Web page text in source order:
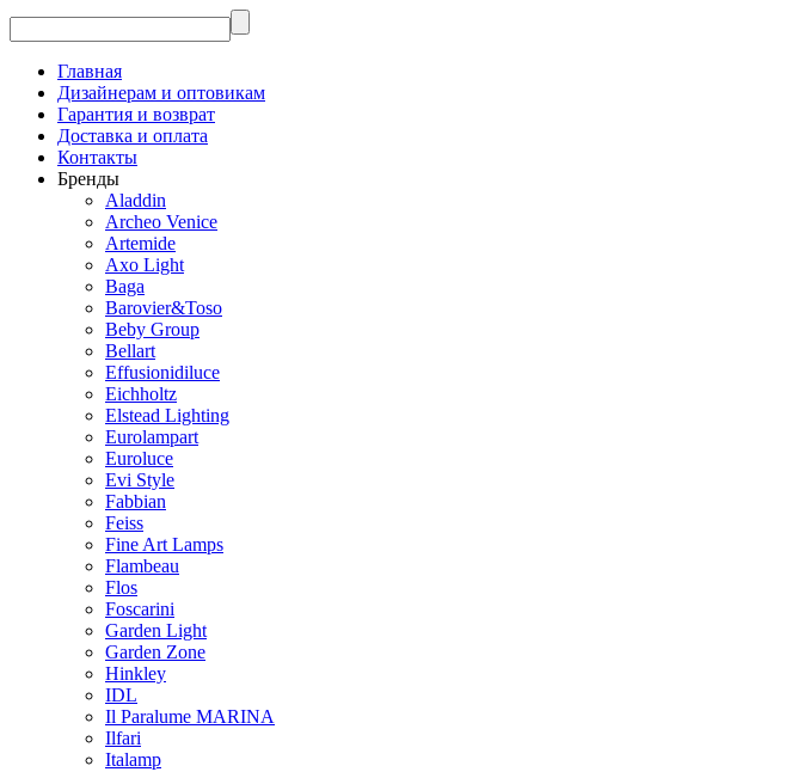
Главная
Дизайнерам и оптовикам
Гарантия и возврат
Доставка и оплата
Контакты
Бренды
Aladdin
Archeo Venice
Artemide
Axo Light
Baga
Barovier&Toso
Beby Group
Bellart
Effusionidiluce
Eichholtz
Elstead Lighting
Eurolampart
Euroluce
Evi Style
Fabbian
Feiss
Fine Art Lamps
Flambeau
Flos
Foscarini
Garden Light
Garden Zone
Hinkley
IDL
Il Paralume MARINA
Ilfari
Italamp